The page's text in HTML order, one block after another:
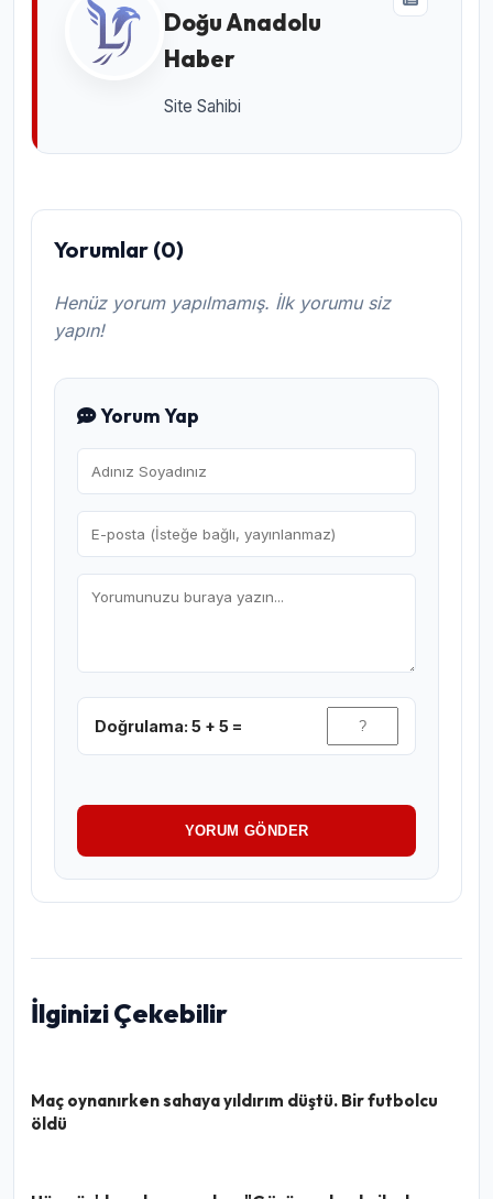
Doğu Anadolu
Haber
Site Sahibi
Yorumlar (0)
Henüz yorum yapılmamış. İlk yorumu siz
yapın!
Yorum Yap
Doğrulama: 5 + 5 =
YORUM GÖNDER
İlginizi Çekebilir
Maç oynanırken sahaya yıldırım düştü. Bir futbolcu
öldü